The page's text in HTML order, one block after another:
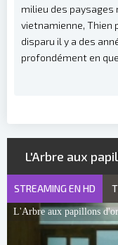
milieu des paysages
vietnamienne, Thien
disparu il y a des
profondément en
L'Arbre aux
STREAMING EN HD
L'Arbre aux papillons